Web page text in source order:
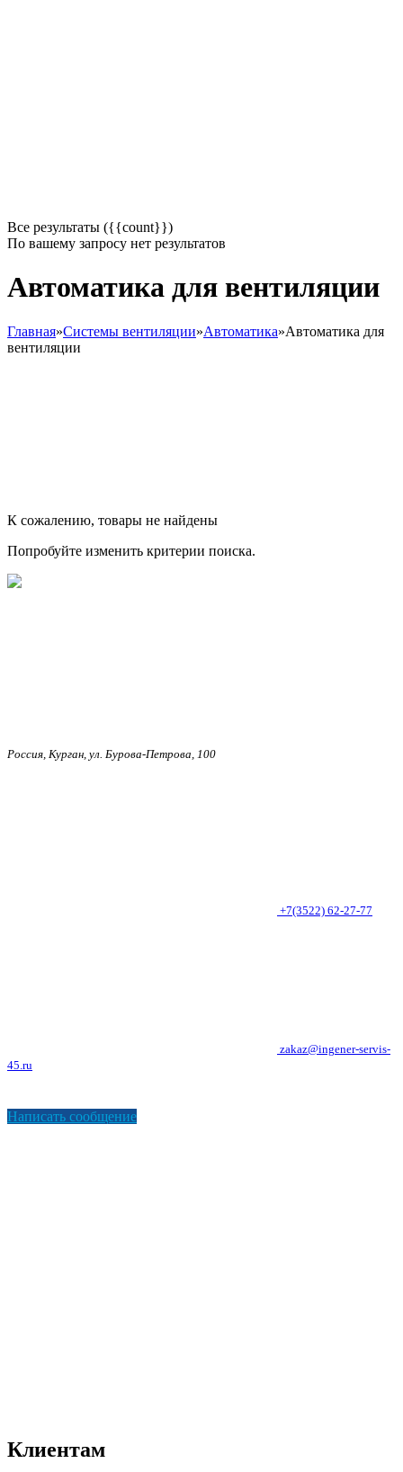
Все результаты ({{count}})
По вашему запросу нет результатов
Автоматика для вентиляции
Главная»Системы вентиляции»Автоматика»Автоматика для
вентиляции
К сожалению, товары не найдены
Попробуйте изменить критерии поиска.
Россия, Курган, ул. Бурова-Петрова, 100
+7(3522) 62-27-77
zakaz@ingener-servis-
45.ru
Написать сообщение
Клиентам